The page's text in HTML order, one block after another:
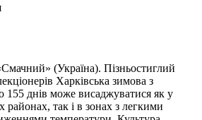
(Україна). Пізньостиглий
Харківська зимова з
155 днів може висаджуватися як у
так і в зонах з легкими